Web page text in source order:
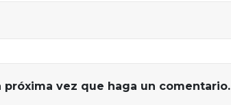
vez que haga un comentario.